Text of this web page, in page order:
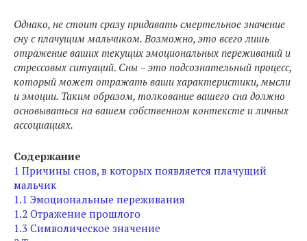
Однако, не стоит сразу придавать смертельное значение
сну с плачущим мальчиком. Возможно, это всего лишь
отражение ваших текущих эмоциональных переживаний и
стрессовых ситуаций. Сны – это подсознательный процесс,
который может отражать ваши характеристики, мысли
и эмоции. Таким образом, толкование вашего сна должно
основываться на вашем собственном контексте и личных
ассоциациях.
Содержание
1 Причины снов, в которых появляется плачущий
мальчик
1.1 Эмоциональные переживания
1.2 Отражение прошлого
1.3 Символическое значение